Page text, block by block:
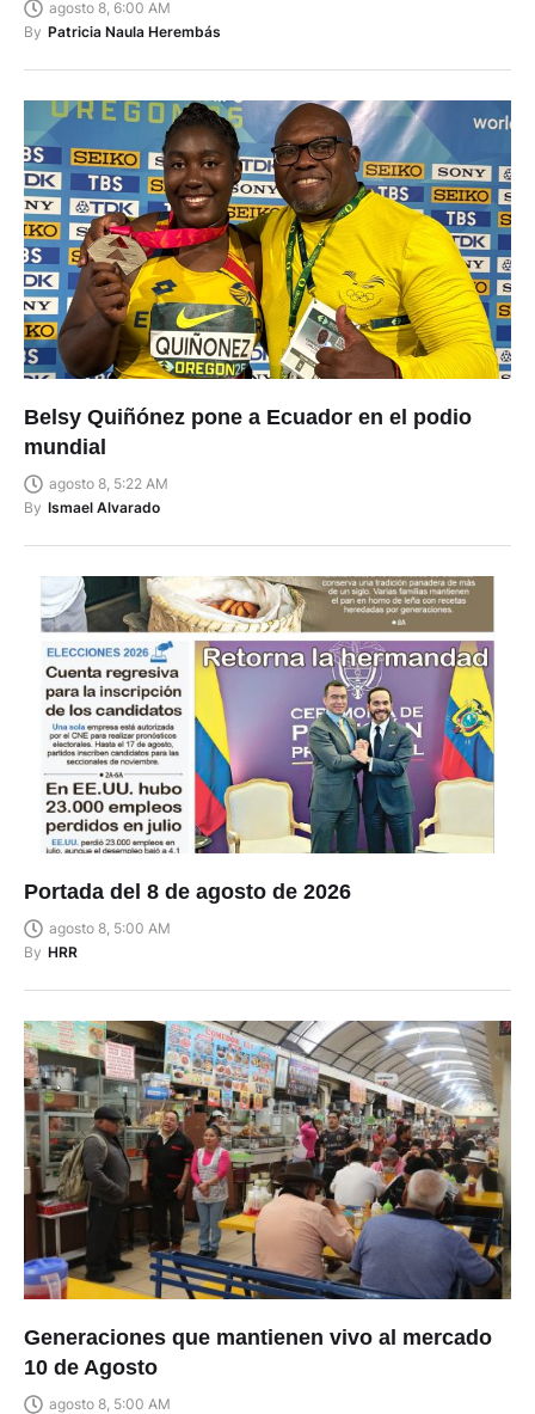
agosto 8, 6:00 AM
By Patricia Naula Herembás
Belsy Quiñónez pone a Ecuador en el podio
mundial
agosto 8, 5:22 AM
By Ismael Alvarado
Portada del 8 de agosto de 2026
agosto 8, 5:00 AM
By HRR
Generaciones que mantienen vivo al mercado
10 de Agosto
agosto 8, 5:00 AM